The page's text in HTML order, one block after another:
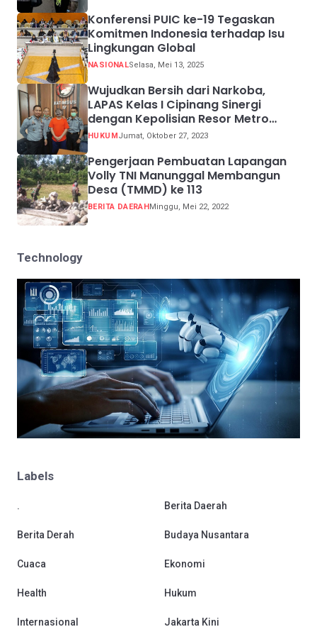
Konferensi PUIC ke-19 Tegaskan
Komitmen Indonesia terhadap Isu
Lingkungan Global
NASIONALSelasa, Mei 13, 2025
Wujudkan Bersih dari Narkoba,
LAPAS Kelas I Cipinang Sinergi
dengan Kepolisian Resor Metro
Jakarta Barat
HUKUMJumat, Oktober 27, 2023
Pengerjaan Pembuatan Lapangan
Volly TNI Manunggal Membangun
Desa (TMMD) ke 113
BERITA DAERAHMinggu, Mei 22, 2022
Technology
Labels
. Berita Daerah
Berita Derah Budaya Nusantara
Cuaca Ekonomi
Health Hukum
Internasional Jakarta Kini